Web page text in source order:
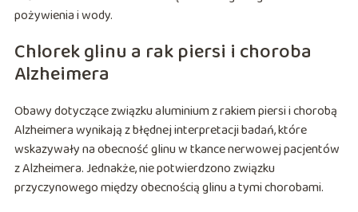
pożywienia i wody.
Chlorek glinu a rak piersi i choroba
Alzheimera
Obawy dotyczące związku aluminium z rakiem piersi i chorobą
Alzheimera wynikają z błędnej interpretacji badań, które
wskazywały na obecność glinu w tkance nerwowej pacjentów
z Alzheimera. Jednakże, nie potwierdzono związku
przyczynowego między obecnością glinu a tymi chorobami.